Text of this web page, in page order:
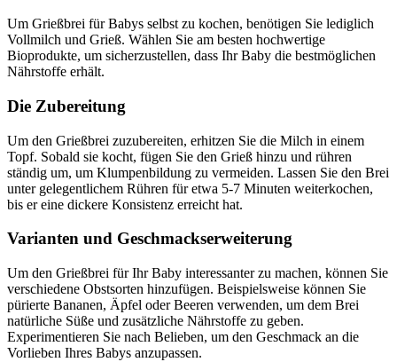
Um Grießbrei für Babys selbst zu kochen, benötigen Sie lediglich
Vollmilch und Grieß. Wählen Sie am besten hochwertige
Bioprodukte, um sicherzustellen, dass Ihr Baby die bestmöglichen
Nährstoffe erhält.
Die Zubereitung
Um den Grießbrei zuzubereiten, erhitzen Sie die Milch in einem
Topf. Sobald sie kocht, fügen Sie den Grieß hinzu und rühren
ständig um, um Klumpenbildung zu vermeiden. Lassen Sie den Brei
unter gelegentlichem Rühren für etwa 5-7 Minuten weiterkochen,
bis er eine dickere Konsistenz erreicht hat.
Varianten und Geschmackserweiterung
Um den Grießbrei für Ihr Baby interessanter zu machen, können Sie
verschiedene Obstsorten hinzufügen. Beispielsweise können Sie
pürierte Bananen, Äpfel oder Beeren verwenden, um dem Brei
natürliche Süße und zusätzliche Nährstoffe zu geben.
Experimentieren Sie nach Belieben, um den Geschmack an die
Vorlieben Ihres Babys anzupassen.